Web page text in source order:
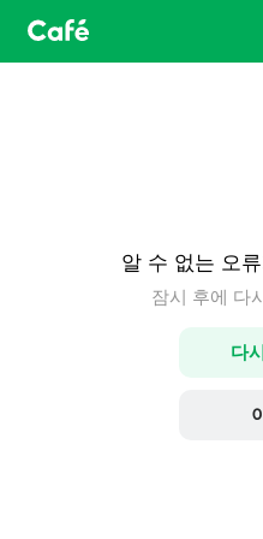
카
페
홈
알 수 없는 오
잠시 후에 다
다